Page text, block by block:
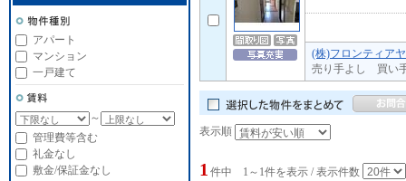
(株)フロンティア
売り手よし 買い
表示順
1 件中 1～1件を表示 / 表示件数
アパート
マンション
一戸建て
～
管理費等含む
礼金なし
敷金/保証金なし